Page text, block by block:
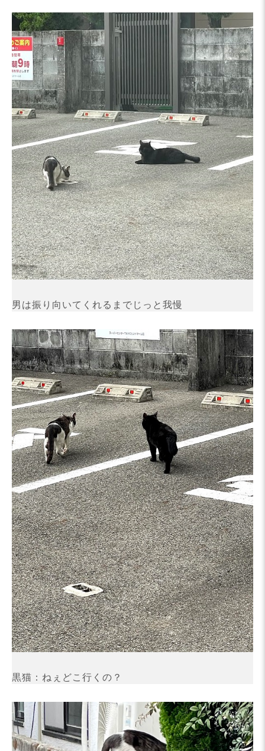
男は振り向いてくれるまでじっと我慢
黒猫：ねぇどこ行くの？